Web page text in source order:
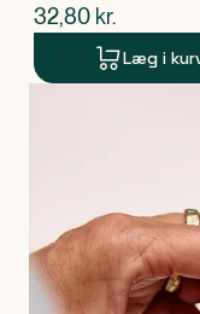
$nuværende pris
32,80 kr.
Læg i